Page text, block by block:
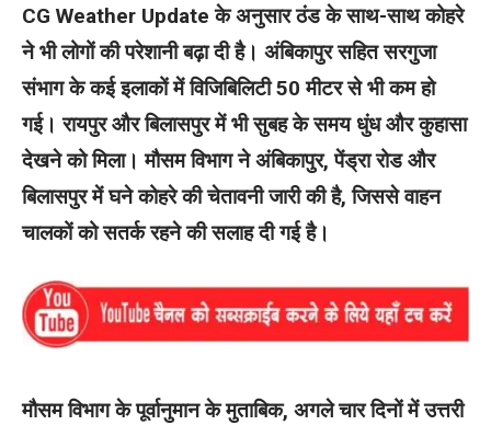
CG Weather Update के अनुसार ठंड के साथ-साथ कोहरे
ने भी लोगों की परेशानी बढ़ा दी है। अंबिकापुर सहित सरगुजा
संभाग के कई इलाकों में विजिबिलिटी 50 मीटर से भी कम हो
गई। रायपुर और बिलासपुर में भी सुबह के समय धुंध और कुहासा
देखने को मिला। मौसम विभाग ने अंबिकापुर, पेंड्रा रोड और
बिलासपुर में घने कोहरे की चेतावनी जारी की है, जिससे वाहन
चालकों को सतर्क रहने की सलाह दी गई है।
मौसम विभाग के पूर्वानुमान के मुताबिक, अगले चार दिनों में उत्तरी